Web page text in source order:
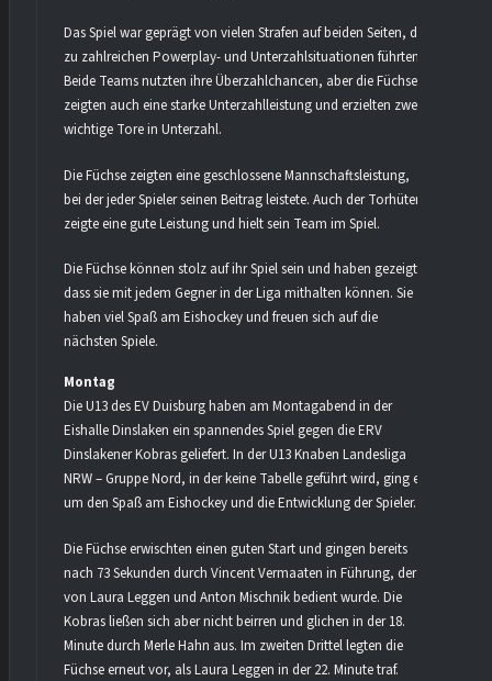
Das Spiel war geprägt von vielen Strafen auf beiden Seiten, die
zu zahlreichen Powerplay- und Unterzahlsituationen führten.
Beide Teams nutzten ihre Überzahlchancen, aber die Füchse
zeigten auch eine starke Unterzahlleistung und erzielten zwei
wichtige Tore in Unterzahl.
Die Füchse zeigten eine geschlossene Mannschaftsleistung,
bei der jeder Spieler seinen Beitrag leistete. Auch der Torhüter
zeigte eine gute Leistung und hielt sein Team im Spiel.
Die Füchse können stolz auf ihr Spiel sein und haben gezeigt,
dass sie mit jedem Gegner in der Liga mithalten können. Sie
haben viel Spaß am Eishockey und freuen sich auf die
nächsten Spiele.
Montag
Die U13 des EV Duisburg haben am Montagabend in der
Eishalle Dinslaken ein spannendes Spiel gegen die ERV
Dinslakener Kobras geliefert. In der U13 Knaben Landesliga
NRW – Gruppe Nord, in der keine Tabelle geführt wird, ging es
um den Spaß am Eishockey und die Entwicklung der Spieler.
Die Füchse erwischten einen guten Start und gingen bereits
nach 73 Sekunden durch Vincent Vermaaten in Führung, der
von Laura Leggen und Anton Mischnik bedient wurde. Die
Kobras ließen sich aber nicht beirren und glichen in der 18.
Minute durch Merle Hahn aus. Im zweiten Drittel legten die
Füchse erneut vor, als Laura Leggen in der 22. Minute traf.